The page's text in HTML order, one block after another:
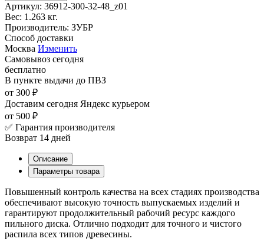
Артикул: 36912-300-32-48_z01
Вес: 1.263 кг.
Производитель: ЗУБР
Способ доставки
Москва Изменить
Самовывоз сегодня
бесплатно
В пункте выдачи до ПВЗ
от 300 ₽
Доставим сегодня Яндекс курьером
от 500 ₽
✅ Гарантия производителя
Возврат 14 дней
Описание
Параметры товара
Повышенный контроль качества на всех стадиях производства
обеспечивают высокую точность выпускаемых изделий и
гарантируют продолжительный рабочий ресурс каждого
пильного диска. Отлично подходит для точного и чистого
распила всех типов древесины.